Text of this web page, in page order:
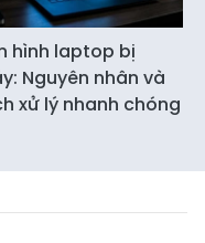
hình laptop bị
Nguyên nhân và
xử lý nhanh chóng